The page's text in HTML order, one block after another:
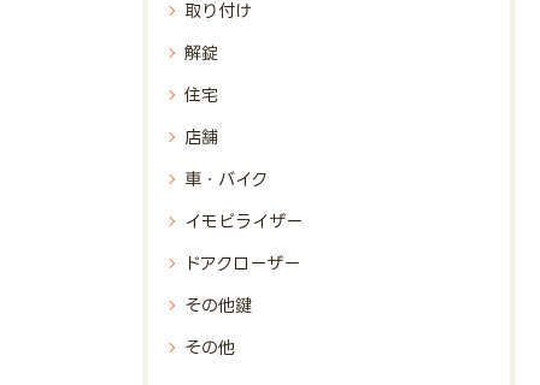
取り付け
解錠
住宅
店舗
車・バイク
イモビライザー
ドアクローザー
その他鍵
その他